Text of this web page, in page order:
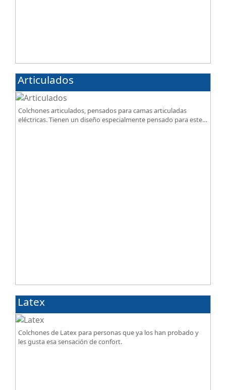
Articulados
Colchones articulados, pensados para camas articuladas
eléctricas. Tienen un diseño especialmente pensado para este
Latex
Colchones de Latex para personas que ya los han probado y
les gusta esa sensación de confort.